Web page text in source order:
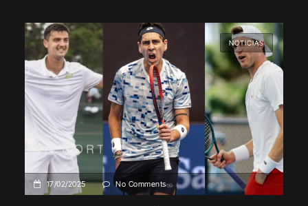
NOTICIAS
17/02/2025 No Comments